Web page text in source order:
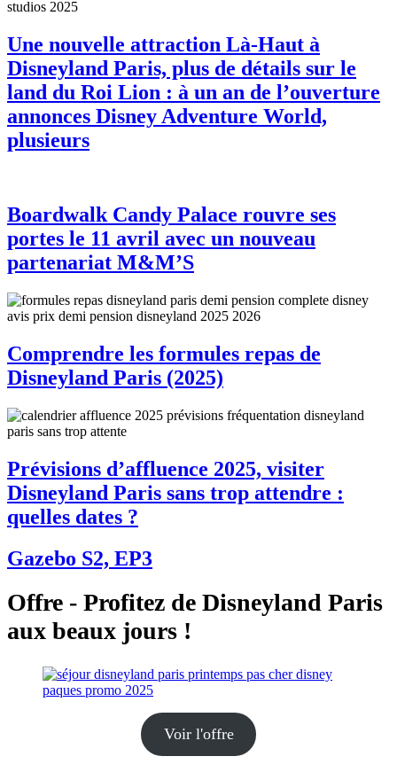
Une nouvelle attraction Là-Haut à
Disneyland Paris, plus de détails sur le
land du Roi Lion : à un an de l’ouverture
annonces Disney Adventure World,
plusieurs
Boardwalk Candy Palace rouvre ses
portes le 11 avril avec un nouveau
partenariat M&M’S
Comprendre les formules repas de
Disneyland Paris (2025)
Prévisions d’affluence 2025, visiter
Disneyland Paris sans trop attendre :
quelles dates ?
Gazebo S2, EP3
Offre - Profitez de Disneyland Paris
aux beaux jours !
Voir l'offre